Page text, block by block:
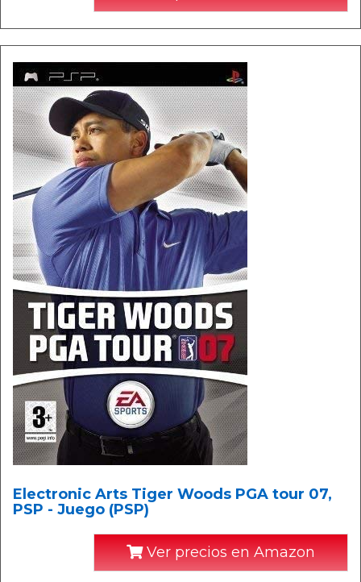
Electronic Arts Tiger Woods PGA tour 07,
PSP - Juego (PSP)
Ver precios en Amazon